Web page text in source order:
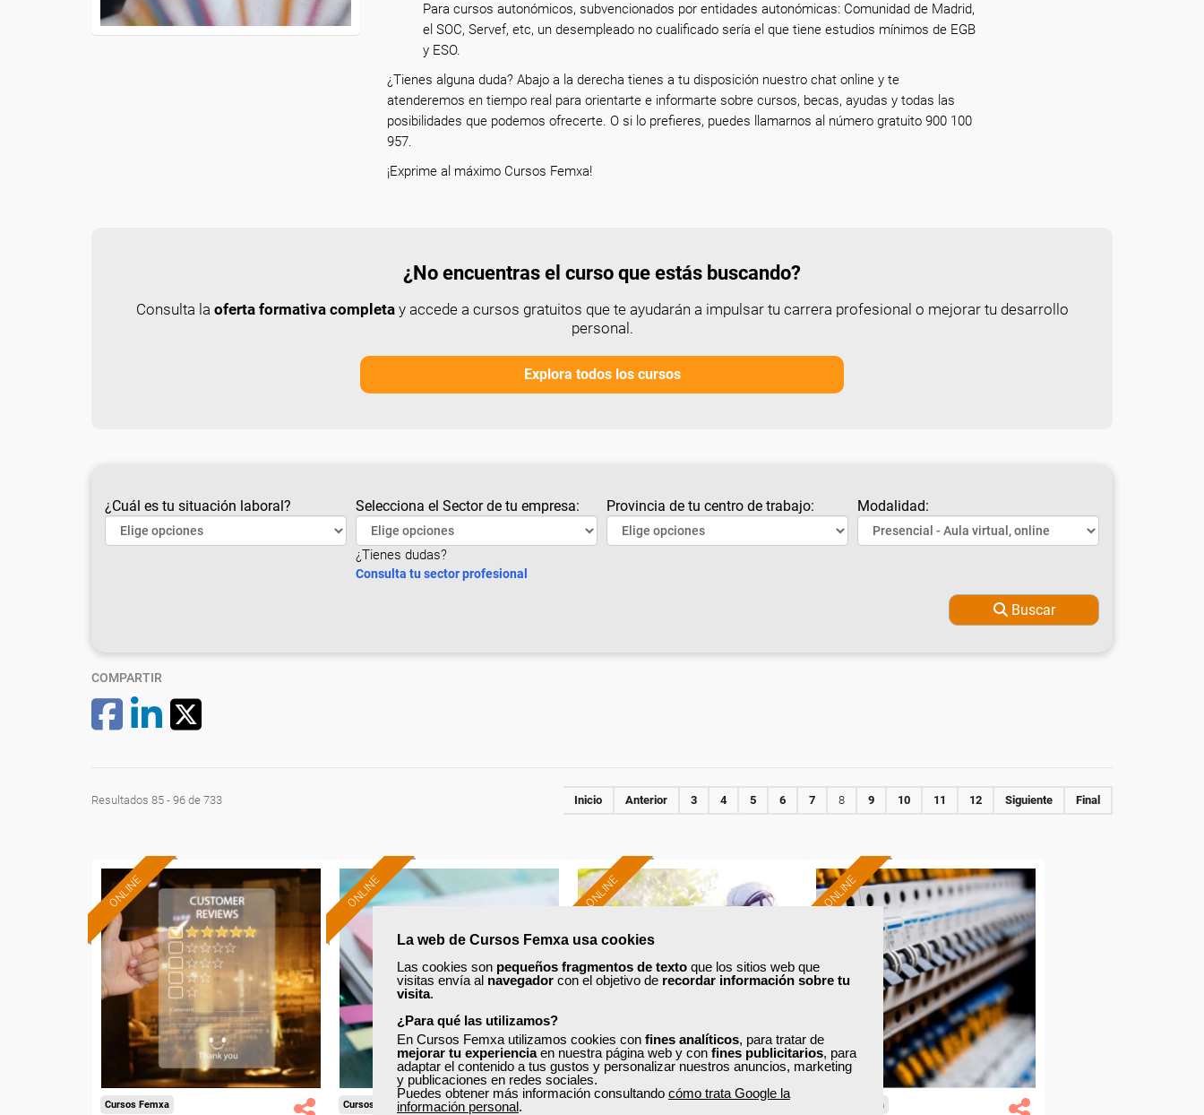
La web de Cursos Femxa usa cookies
Las cookies son pequeños fragmentos de texto que los sitios web que
visitas envía al navegador con el objetivo de recordar información sobre tu
visita.
¿Para qué las utilizamos?
En Cursos Femxa utilizamos cookies con fines analíticos, para tratar de
mejorar tu experienciaen nuestra página web y con fines publicitarios, para
adaptar el contenido a tus gustos y personalizar nuestros anuncios, marketing
y publicaciones en redes sociales.
Puedes obtener más información consultando cómo trata Google la
información personal.
Para cursos autonómicos, subvencionados por entidades autonómicas: Comunidad de Madrid,
el SOC, Servef, etc, un desempleado no cualificado sería el que tiene estudios mínimos de EGB
y ESO.
¿Tienes alguna duda? Abajo a la derecha tienes a tu disposición nuestro chat online y te
atenderemos en tiempo real para orientarte e informarte sobre cursos, becas, ayudas y todas las
posibilidades que podemos ofrecerte. O si lo prefieres, puedes llamarnos al número gratuito 900 100
957.
¡Exprime al máximo Cursos Femxa!
¿No encuentras el curso que estás buscando?
Consulta la oferta formativa completay accede a cursos gratuitos que te ayudarán a impulsar tu carrera profesional o mejorar tu desarrollo
personal.
Explora todos los cursos
¿Cuál es tu situación laboral? Selecciona el Sector de tu empresa:
¿Tienes dudas?
Consulta tu sector profesional
Provincia de tu centro de trabajo: Modalidad:
Buscar
COMPARTIR
Resultados 85 - 96 de 733 Inicio Anterior 3 4 5 6 7 8 9 10 11 12 Siguiente Final
ONLINE
Formación 100%
subvencionada.
Para desempleados,
trabajadores y autónomos.
Sector
-Hosteleria y Turismo.
Cursos Femxa
ONLINE
subvencionada.
Para desempleados,
trabajadores y autónomos.
Sector
-Hosteleria y Turismo.
Cursos Femxa
ONLINE
subvencionada.
Para desempleados,
trabajadores y autónomos.
-Mediambiente.
ONLINE
Formación 100%
subvencionada.
Para desempleados,
trabajadores y autónomos.
Sector
-Energía y Agua.
Cursos Femxa